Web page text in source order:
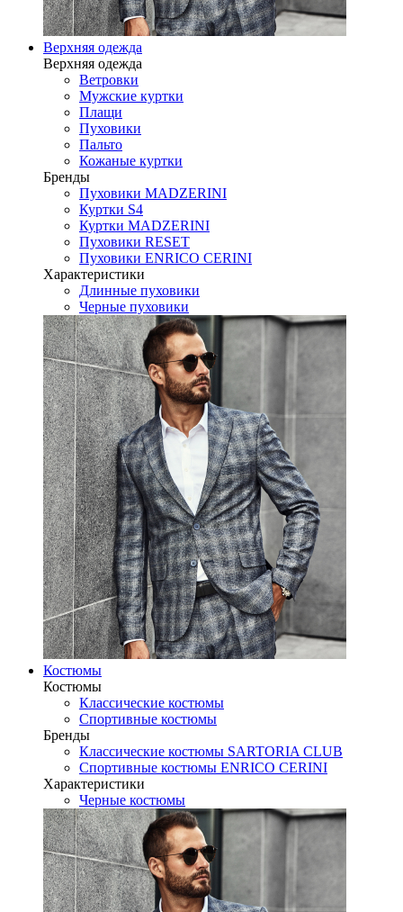
Верхняя одежда
Верхняя одежда
Ветровки
Мужские куртки
Плащи
Пуховики
Пальто
Кожаные куртки
Бренды
Пуховики MADZERINI
Куртки S4
Куртки MADZERINI
Пуховики RESET
Пуховики ENRICO CERINI
Характеристики
Длинные пуховики
Черные пуховики
Костюмы
Костюмы
Классические костюмы
Спортивные костюмы
Бренды
Классические костюмы SARTORIA CLUB
Спортивные костюмы ENRICO CERINI
Характеристики
Черные костюмы